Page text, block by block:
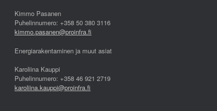
Kimmo Pasanen
Puhelinnumero: +358 50 380 3116
kimmo.pasanen@proinfra.fi
Energiarakentaminen ja muut asiat
Karoliina Kauppi
Puhelinnumero: +358 46 921 2719
karoliina.kauppi@proinfra.fi